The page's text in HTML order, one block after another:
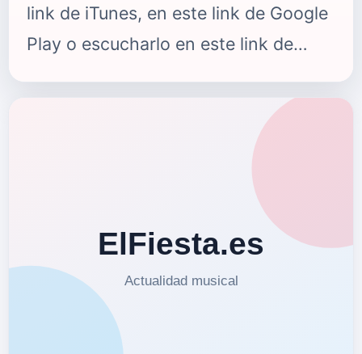
link de iTunes, en este link de Google
Play o escucharlo en este link de